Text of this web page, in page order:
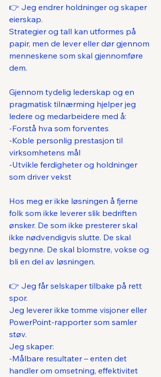
👉 Jeg endrer holdninger og skaper
eierskap.
Strategier og tall kan utformes på
papir, men de lever eller dør gjennom
menneskene som skal gjennomføre
dem.
Gjennom tydelig lederskap og en
pragmatisk tilnærming hjelper jeg
ledere og medarbeidere med å:
-Forstå hva som forventes
-Koble personlig prestasjon til
virksomhetens mål
-Utvikle ferdigheter og holdninger
som driver vekst
Hos meg er ikke løsningen å fjerne
folk som ikke leverer slik bedriften
ønsker. De som ikke presterer skal
ikke nødvendigvis slutte. De skal
begynne. De skal blomstre, vokse og
bli en del av løsningen.
👉 Jeg får selskaper tilbake på rett
spor.
Jeg leverer ikke tomme visjoner eller
PowerPoint-rapporter som samler
støv.
Jeg skaper:
-Målbare resultater – enten det
handler om omsetning, effektivitet